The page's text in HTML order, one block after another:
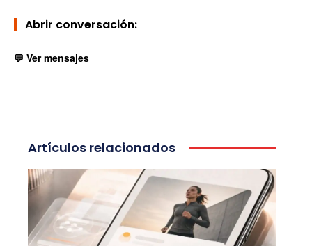
Abrir conversación:
💬 Ver mensajes
Artículos relacionados